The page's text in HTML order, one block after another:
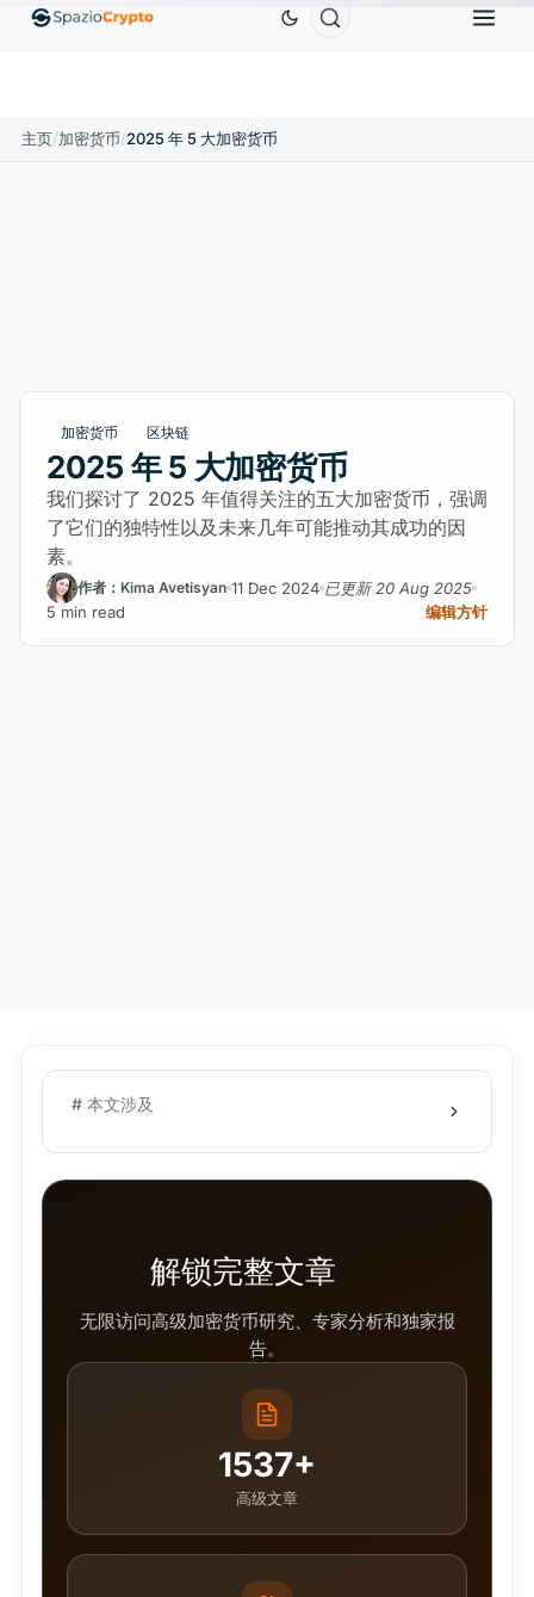
EthereumETHUS$1,880.58 Tether USDT BNB
主页/加密货币/2025 年 5 大加密货币
加密货币 区块链
2025 年 5 大加密货币
我们探讨了 2025 年值得关注的五大加密货币，强调
了它们的独特性以及未来几年可能推动其成功的因
素。
作者：Kima Avetisyan 11 Dec 2024 已更新 20 Aug 2025
5 min read
编辑方针
# 本文涉及
解锁完整文章
无限访问高级加密货币研究、专家分析和独家报
告。
1537+
高级文章